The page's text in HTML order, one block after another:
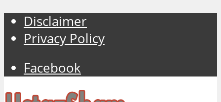
Disclaimer
Privacy Policy
Facebook